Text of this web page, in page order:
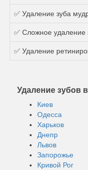
✅ Удаление зуба
✅ Сложное удаление
✅ Удаление
Удаление зубов
Киев
Одесса
Харьков
Днепр
Львов
Запорожье
Кривой Рог